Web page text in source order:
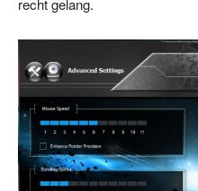
recht gelang.